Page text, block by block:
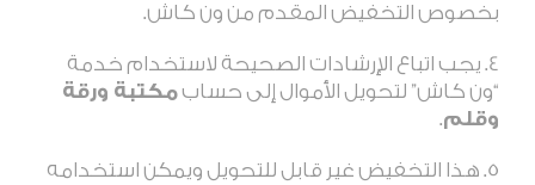
بخصوص التخفيض المقدم من ون كاش.
يجب اتباع الإرشادات الصحيحة لاستخدام خدمة
“ون كاش” لتحويل الأموال إلى حساب مكتبة ورقة
وقلم.
هذا التخفيض غير قابل للتحويل ويمكن استخدامه